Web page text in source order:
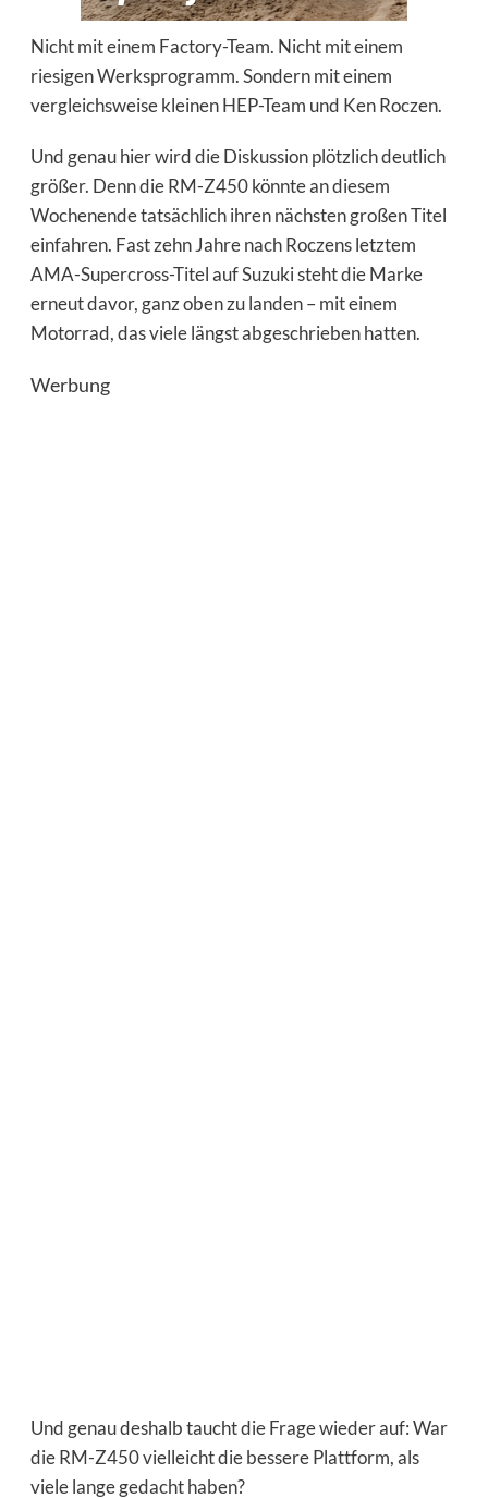
Nicht mit einem Factory-Team. Nicht mit einem
riesigen Werksprogramm. Sondern mit einem
vergleichsweise kleinen HEP-Team und Ken Roczen.
Und genau hier wird die Diskussion plötzlich deutlich
größer. Denn die RM-Z450 könnte an diesem
Wochenende tatsächlich ihren nächsten großen Titel
einfahren. Fast zehn Jahre nach Roczens letztem
AMA-Supercross-Titel auf Suzuki steht die Marke
erneut davor, ganz oben zu landen – mit einem
Motorrad, das viele längst abgeschrieben hatten.
Werbung
Und genau deshalb taucht die Frage wieder auf: War
die RM-Z450 vielleicht die bessere Plattform, als
viele lange gedacht haben?